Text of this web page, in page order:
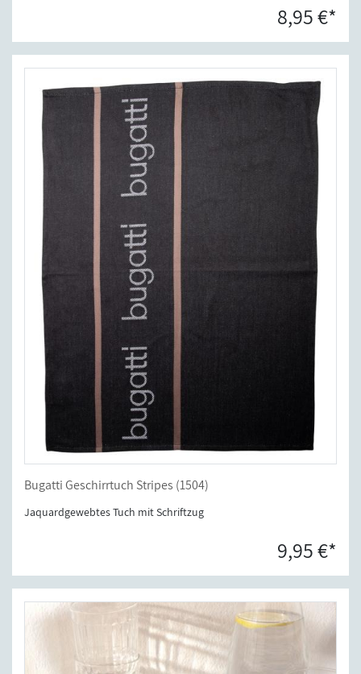
8,95 €*
Bugatti Geschirrtuch Stripes (1504)
Jaquardgewebtes Tuch mit Schriftzug
9,95 €*